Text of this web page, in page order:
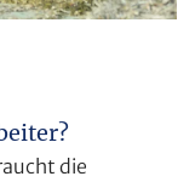
die